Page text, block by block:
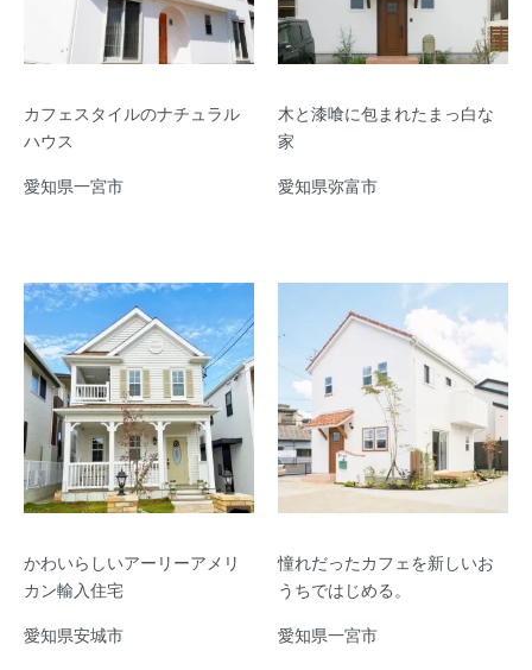
カフェスタイルのナチュラル
ハウス
愛知県一宮市
木と漆喰に包まれたまっ白な
家
愛知県弥富市
かわいらしいアーリーアメリ
カン輸入住宅
愛知県安城市
憧れだったカフェを新しいお
うちではじめる。
愛知県一宮市